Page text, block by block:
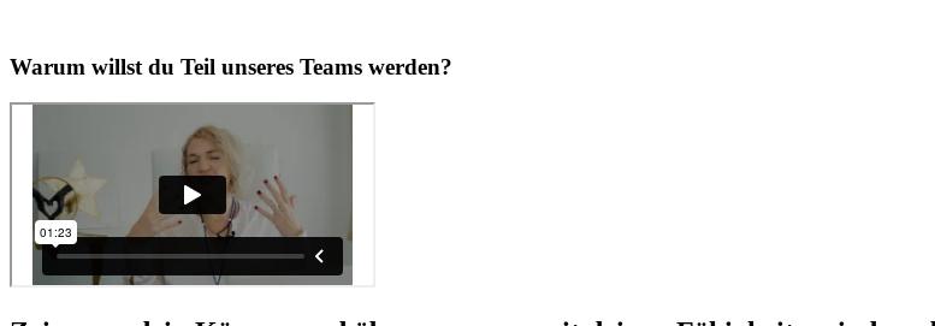
Warum willst du Teil unseres Teams werden?